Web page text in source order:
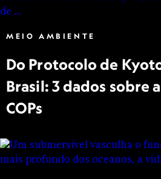
MEIO AMBIENTE
Do Protocolo de
Brasil: 3 dados sobre
COPs